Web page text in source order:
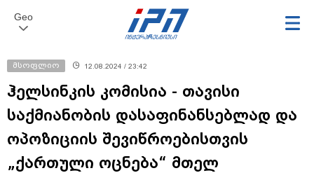
Geo
მსოფლიო 12.08.2024 / 23:42
ჰელსინკის კომისია - თავისი
საქმიანობის დასაფინანსებლად და
ოპოზიციის შევიწროებისთვის
„ქართული ოცნება“ მთელ